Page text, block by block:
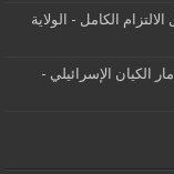
الكامل - الولاية
الكيان الإسرائيلي -